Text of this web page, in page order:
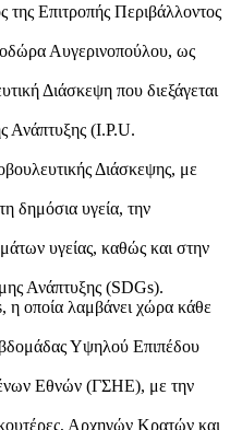
Επιτροπής Περιβάλλοντος
Αυγερινοπούλου, ως
Διάσκεψη που διεξάγεται
Ανάπτυξης (I.P.U.
Διάσκεψης, με
δημόσια υγεία, την
υγείας, καθώς και στην
Ανάπτυξης (SDGs).
οποία λαμβάνει χώρα κάθε
Υψηλού Επιπέδου
Εθνών (ΓΣΗΕ), με την
Αρχηγών Κρατών και